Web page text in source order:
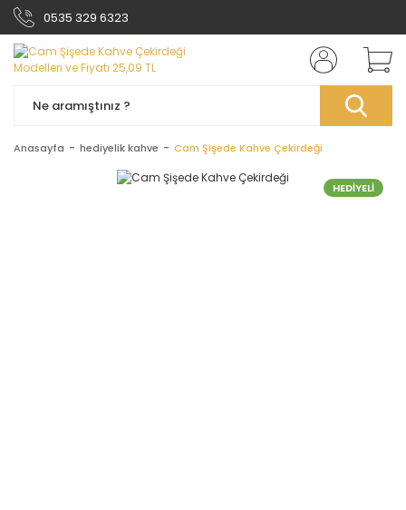
0535 329 6323
Anasayfa hediyelik kahve Cam Şişede Kahve Çekirdeği
HEDİYELİ